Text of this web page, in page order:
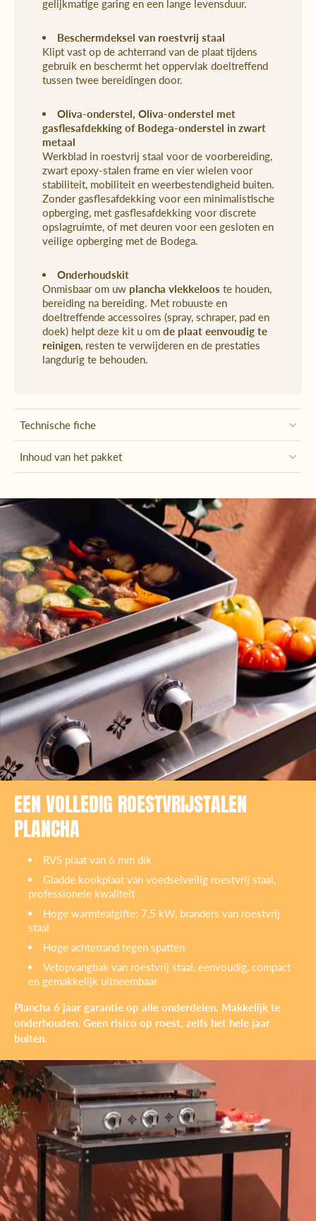
gelijkmatige garing en een lange levensduur.
Beschermdeksel van roestvrij staal
Klipt vast op de achterrand van de plaat tijdens
gebruik en beschermt het oppervlak doeltreffend
tussen twee bereidingen door.
Oliva-onderstel,Oliva-onderstel met
gasflesafdekking of Bodega-onderstel in zwart
metaal
Werkblad in roestvrij staal voor de voorbereiding,
zwart epoxy-stalen frame en vier wielen voor
stabiliteit, mobiliteit en weerbestendigheid buiten.
Zonder gasflesafdekking voor een minimalistische
opberging, met gasflesafdekking voor discrete
opslagruimte, of met deuren voor een gesloten en
veilige opberging met de Bodega.
Onderhoudskit
Onmisbaar om uw plancha vlekkeloos te houden,
bereiding na bereiding. Met robuuste en
doeltreffende accessoires (spray, schraper, pad en
doek) helpt deze kit u om de plaat eenvoudig te
reinigen, resten te verwijderen en de prestaties
langdurig te behouden.
Technische fiche
Inhoud van het pakket
EEN VOLLEDIG ROESTVRIJSTALEN
PLANCHA
RVS plaat van 6 mm dik
Gladde kookplaat van voedselveilig roestvrij staal,
professionele kwaliteit
Hoge warmteafgifte: 7,5 kW, branders van roestvrij
staal
Hoge achterrand tegen spatten
Vetopvangbak van roestvrij staal, eenvoudig, compact
en gemakkelijk uitneembaar
Plancha 6 jaar garantie op alle onderdelen. Makkelijk te
onderhouden. Geen risico op roest, zelfs het hele jaar
buiten.